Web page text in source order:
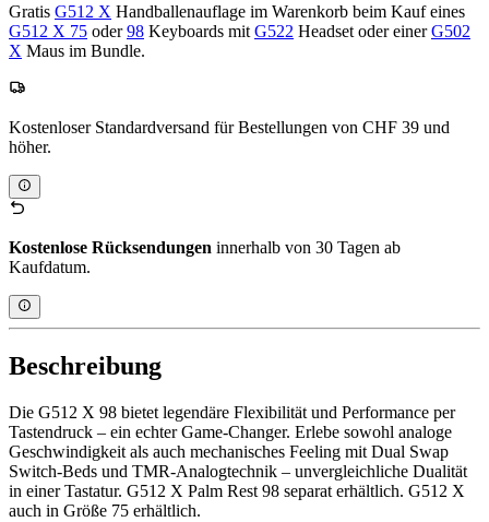
Gratis G512 X Handballenauflage im Warenkorb beim Kauf eines
G512 X 75 oder98 Keyboards mit G522 Headset oder einerG502
X Maus im Bundle.
Kostenloser Standardversand für Bestellungen von CHF 39 und
höher.
Kostenlose Rücksendungen innerhalb von 30 Tagen ab
Kaufdatum.
Beschreibung
Die G512 X 98 bietet legendäre Flexibilität und Performance per
Tastendruck – ein echter Game-Changer. Erlebe sowohl analoge
Geschwindigkeit als auch mechanisches Feeling mit Dual Swap
Switch-Beds und TMR-Analogtechnik – unvergleichliche Dualität
in einer Tastatur. G512 X Palm Rest 98 separat erhältlich. G512 X
auch in Größe 75 erhältlich.